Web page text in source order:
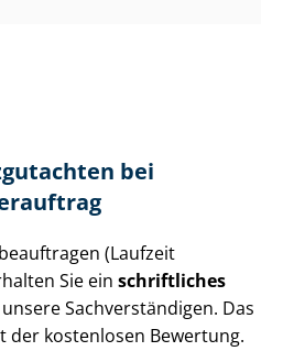
bei
(Laufzeit
Sie ein schriftliches
Sach­ver­stän­di­gen. Das
der kostenlosen Bewertung.